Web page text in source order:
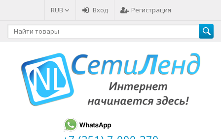
RUB Вход Регистрация